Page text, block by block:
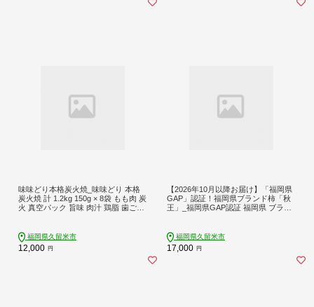
味味どり本格炭火焼_味味どり 本格
炭火焼 計 1.2kg 150g × 8袋 もも肉 炭
火 真空パック 旨味 肉汁 鶏脂 歯ごた
パン 炒め 福岡県 久留米市 お取り寄
せ 送料無料_Ax108
福岡県久留米市
12,000 円
【2026年10月以降お届け】「福岡県
GAP」認証！福岡県ブランド柿「秋
王」_福岡県GAP認証 福岡県 ブラン
ク 食感 夕焼け 美しい 色味 甘い 美味
しい 甘柿 国産 九州産 旬 秋の味覚 フ
ルーツ 果物 冷蔵 お取り寄せ 久留米
福岡県久留米市
17,000 円